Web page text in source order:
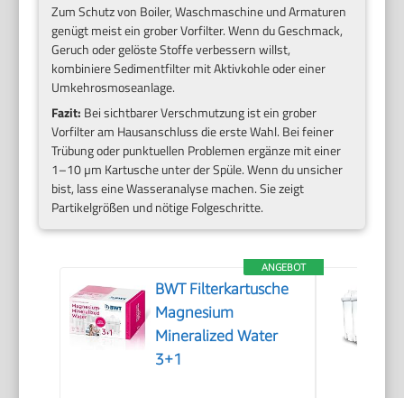
Zum Schutz von Boiler, Waschmaschine und Armaturen
genügt meist ein grober Vorfilter. Wenn du Geschmack,
Geruch oder gelöste Stoffe verbessern willst,
kombiniere Sedimentfilter mit Aktivkohle oder einer
Umkehrosmoseanlage.
Fazit: Bei sichtbarer Verschmutzung ist ein grober
Vorfilter am Hausanschluss die erste Wahl. Bei feiner
Trübung oder punktuellen Problemen ergänze mit einer
1–10 µm Kartusche unter der Spüle. Wenn du unsicher
bist, lass eine Wasseranalyse machen. Sie zeigt
Partikelgrößen und nötige Folgeschritte.
ANGEBOT
BWT Filterkartusche
Magnesium
Mineralized Water
3+1